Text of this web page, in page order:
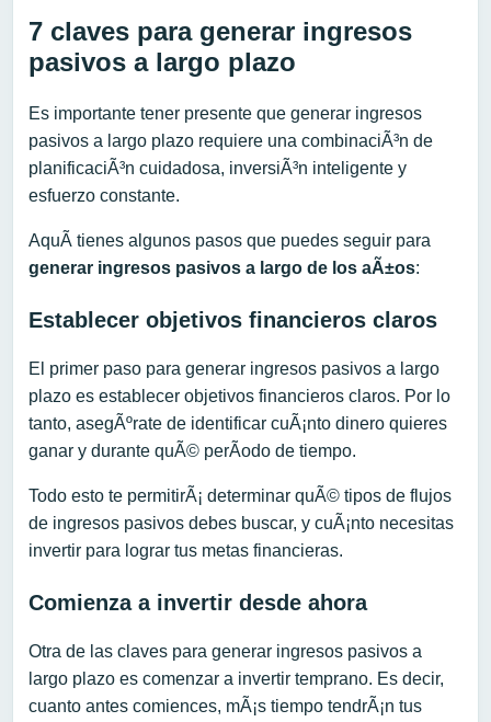
7 claves para generar ingresos
pasivos a largo plazo
Es importante tener presente que generar ingresos
pasivos a largo plazo requiere una combinaciÃ³n de
planificaciÃ³n cuidadosa, inversiÃ³n inteligente y
esfuerzo constante.
AquÃ­ tienes algunos pasos que puedes seguir para
generar ingresos pasivos a largo de los aÃ±os:
Establecer objetivos financieros claros
El primer paso para generar ingresos pasivos a largo
plazo es establecer objetivos financieros claros. Por lo
tanto, asegÃºrate de identificar cuÃ¡nto dinero quieres
ganar y durante quÃ© perÃ­odo de tiempo.
Todo esto te permitirÃ¡ determinar quÃ© tipos de flujos
de ingresos pasivos debes buscar, y cuÃ¡nto necesitas
invertir para lograr tus metas financieras.
Comienza a invertir desde ahora
Otra de las claves para generar ingresos pasivos a
largo plazo es comenzar a invertir temprano. Es decir,
cuanto antes comiences, mÃ¡s tiempo tendrÃ¡n tus